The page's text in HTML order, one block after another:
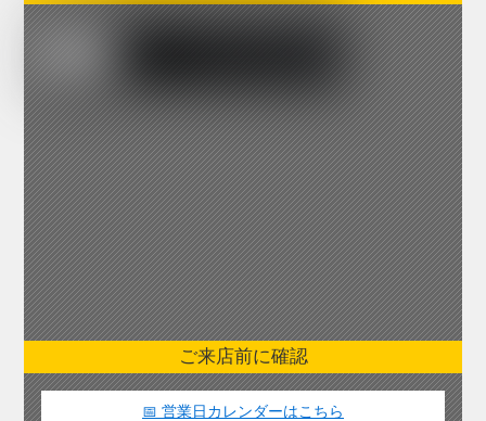
ご来店前に確認
📅 営業日カレンダーはこちら